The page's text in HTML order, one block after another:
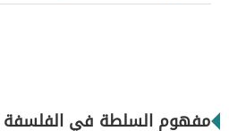
مفهوم السلطة في الفلسفة